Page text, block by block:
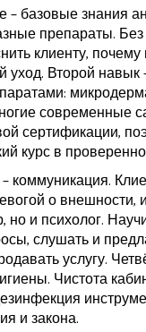
базовые знания
препараты. Без
клиенту,
уход. Второй навык
современные
сертификации,
курс в
коммуникация.
о
но и психолог.
слушать и
услугу.
Чистота
и закона.